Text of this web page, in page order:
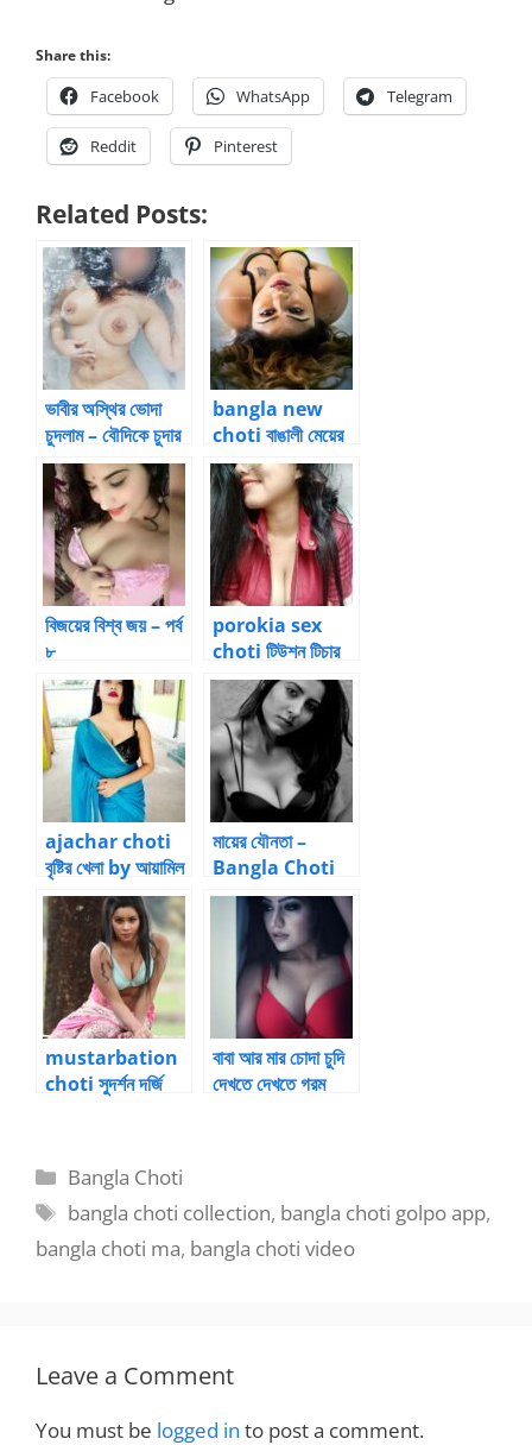
Share this:
Facebook WhatsApp Telegram
Reddit Pinterest
Related Posts:
ভাবীর অস্থির ভোদা
চুদলাম – বৌদিকে চুদার
গল্প
bangla new
choti বাঙালী মেয়ের
যৌনতা (পর্ব ১) by
Mou saha |
Bangla choti
kahini
বিজয়ের বিশ্ব জয় – পর্ব
৮
porokia sex
choti টিউশন টিচার
এর ছাত্রী আমার মা
ajachar choti
বৃষ্টির খেলা by আয়ামিল
মায়ের যৌনতা –
Bangla Choti
Kahini
mustarbation
choti সুদর্শন দর্জি
kahini
বাবা আর মার চোদা চুদি
দেখতে দেখতে গরম
Categories
Bangla Choti
Tags
bangla choti collection, bangla choti golpo app,
bangla choti ma, bangla choti video
Leave a Comment
You must be logged in to post a comment.